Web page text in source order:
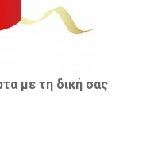
με τη δική σας